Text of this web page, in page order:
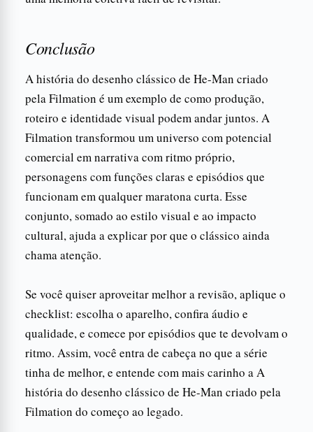
Conclusão
A história do desenho clássico de He-Man criado
pela Filmation é um exemplo de como produção,
roteiro e identidade visual podem andar juntos. A
Filmation transformou um universo com potencial
comercial em narrativa com ritmo próprio,
personagens com funções claras e episódios que
funcionam em qualquer maratona curta. Esse
conjunto, somado ao estilo visual e ao impacto
cultural, ajuda a explicar por que o clássico ainda
chama atenção.
Se você quiser aproveitar melhor a revisão, aplique o
checklist: escolha o aparelho, confira áudio e
qualidade, e comece por episódios que te devolvam o
ritmo. Assim, você entra de cabeça no que a série
tinha de melhor, e entende com mais carinho a A
história do desenho clássico de He-Man criado pela
Filmation do começo ao legado.